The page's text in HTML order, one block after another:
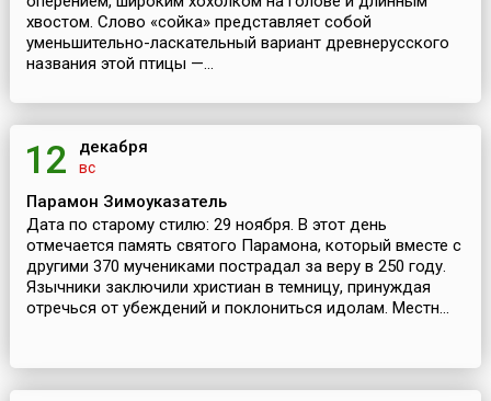
хвостом. Слово «сойка» представляет собой
уменьшительно-ласкательный вариант древнерусского
названия этой птицы —...
12 декабря
вс
Парамон Зимоуказатель
Дата по старому стилю: 29 ноября. В этот день
отмечается память святого Парамона, который вместе с
другими 370 мучениками пострадал за веру в 250 году.
Язычники заключили христиан в темницу, принуждая
отречься от убеждений и поклониться идолам. Местн...